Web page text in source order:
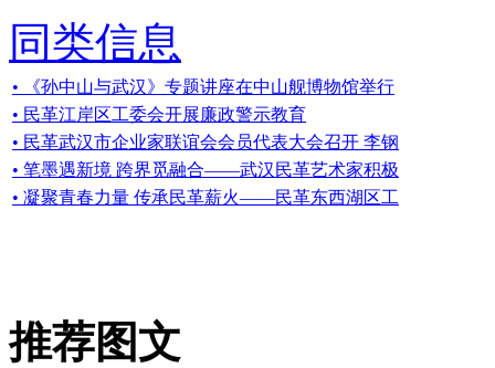
同类信息
• 《孙中山与武汉》专题讲座在中山舰博物馆举行
• 民革江岸区工委会开展廉政警示教育
• 民革武汉市企业家联谊会会员代表大会召开 李钢
• 笔墨遇新境 跨界觅融合——武汉民革艺术家积极
• 凝聚青春力量 传承民革薪火——民革东西湖区工
推荐图文